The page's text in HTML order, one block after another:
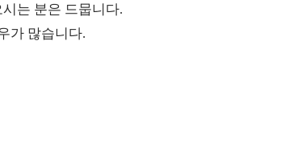
는 분은 드뭅니다.
가 많습니다.